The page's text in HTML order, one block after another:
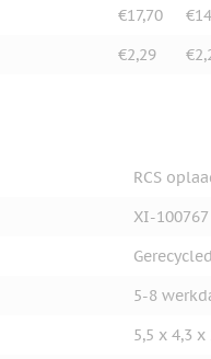
€17,70
€2,29
RCS
XI-100767
5-8
5,5 x 4,3 x